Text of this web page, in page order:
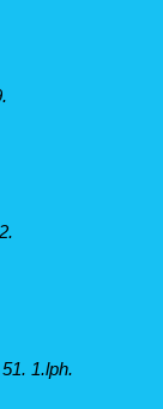
1.lph.